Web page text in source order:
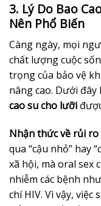
3. Lý Do Bao
Nên Phổ Biến
Càng ngày, mọi
chất lượng cuộc
trọng của bảo vệ
nâng cao. Dưới
cao su cho lưỡi
Nhận thức về rủi
qua “cậu nhỏ” hay
xã hội, mà oral sex
nhiễm các bệnh
chí HIV. Vì vậy,